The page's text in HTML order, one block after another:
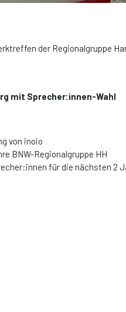
der Regionalgruppe
mit Sprecher:​innen-Wahl
von inoio
BNW-Regionalgruppe HH
für die nächsten 2